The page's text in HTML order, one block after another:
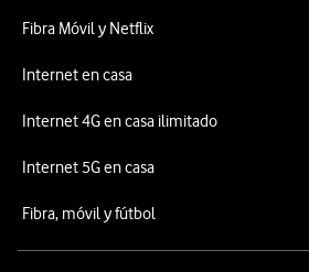
Fibra Móvil y Netflix
Internet en casa
Internet 4G en casa ilimitado
Internet 5G en casa
Fibra, móvil y fútbol